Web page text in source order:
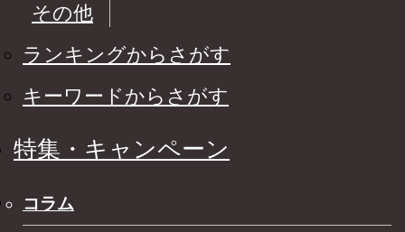
その他
ランキングからさがす
キーワードからさがす
特集・キャンペーン
コラム